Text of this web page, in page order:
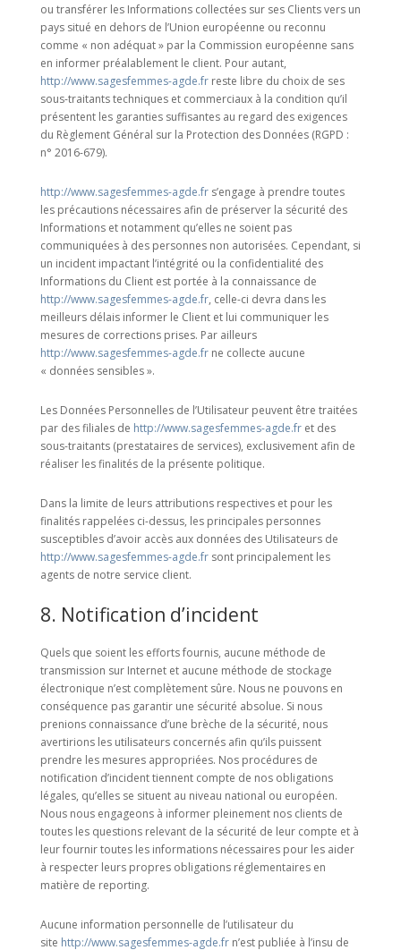
ou transférer les Informations collectées sur ses Clients vers un
pays situé en dehors de l’Union européenne ou reconnu
comme « non adéquat » par la Commission européenne sans
en informer préalablement le client. Pour autant,
http://www.sagesfemmes-agde.frreste libre du choix de ses
sous-traitants techniques et commerciaux à la condition qu’il
présentent les garanties suffisantes au regard des exigences
du Règlement Général sur la Protection des Données (RGPD :
n° 2016-679).
http://www.sagesfemmes-agde.frs’engage à prendre toutes
les précautions nécessaires afin de préserver la sécurité des
Informations et notamment qu’elles ne soient pas
communiquées à des personnes non autorisées. Cependant, si
un incident impactant l’intégrité ou la confidentialité des
Informations du Client est portée à la connaissance de
http://www.sagesfemmes-agde.fr, celle-ci devra dans les
meilleurs délais informer le Client et lui communiquer les
mesures de corrections prises. Par ailleurs
http://www.sagesfemmes-agde.frne collecte aucune
« données sensibles ».
Les Données Personnelles de l’Utilisateur peuvent être traitées
par des filiales de http://www.sagesfemmes-agde.fret des
sous-traitants (prestataires de services), exclusivement afin de
réaliser les finalités de la présente politique.
Dans la limite de leurs attributions respectives et pour les
finalités rappelées ci-dessus, les principales personnes
susceptibles d’avoir accès aux données des Utilisateurs de
http://www.sagesfemmes-agde.frsont principalement les
agents de notre service client.
8. Notification d’incident
Quels que soient les efforts fournis, aucune méthode de
transmission sur Internet et aucune méthode de stockage
électronique n’est complètement sûre. Nous ne pouvons en
conséquence pas garantir une sécurité absolue. Si nous
prenions connaissance d’une brèche de la sécurité, nous
avertirions les utilisateurs concernés afin qu’ils puissent
prendre les mesures appropriées. Nos procédures de
notification d’incident tiennent compte de nos obligations
légales, qu’elles se situent au niveau national ou européen.
Nous nous engageons à informer pleinement nos clients de
toutes les questions relevant de la sécurité de leur compte et à
leur fournir toutes les informations nécessaires pour les aider
à respecter leurs propres obligations réglementaires en
matière de reporting.
Aucune information personnelle de l’utilisateur du
site http://www.sagesfemmes-agde.frn’est publiée à l’insu de